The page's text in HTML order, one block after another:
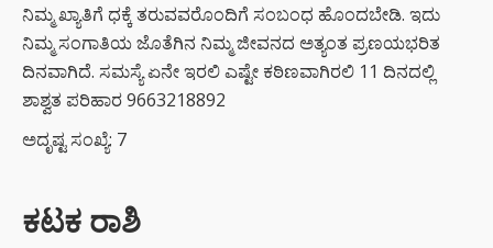
ಬೀಟ್ರೂಟ್‌ನ
ಈ ಹೇರ್
ಕೇರ್ ಟಿಪ್ಸ್
ಪ್ರಯತ್ನಿಸಿ
ನಿಮ್ಮ ಖ್ಯಾತಿಗೆ ಧಕ್ಕೆ ತರುವವರೊಂದಿಗೆ ಸಂಬಂಧ ಹೊಂದಬೇಡಿ. ಇದು
ನಿಮ್ಮ ಸಂಗಾತಿಯ ಜೊತೆಗಿನ ನಿಮ್ಮ ಜೀವನದ ಅತ್ಯಂತ ಪ್ರಣಯಭರಿತ
ದಿನವಾಗಿದೆ. ಸಮಸ್ಯೆ ಏನೇ ಇರಲಿ ಎಷ್ಟೇ ಕಠಿಣವಾಗಿರಲಿ 11 ದಿನದಲ್ಲಿ
ಶಾಶ್ವತ ಪರಿಹಾರ 9663218892
ಅದೃಷ್ಟ ಸಂಖ್ಯೆ: 7
ಕಟಕ ರಾಶಿ